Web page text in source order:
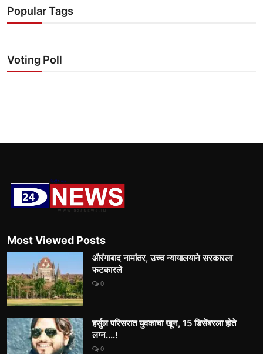
Popular Tags
Voting Poll
Most Viewed Posts
औरंगाबाद नामांतर, उच्च न्यायालयाने सरकारला
फटकारले
0
हर्सुल परिसरात युवकाचा खून, 15 डिसेंबरला होते
लग्न....!
0